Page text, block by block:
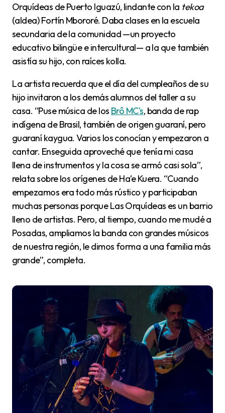
Orquídeas de Puerto Iguazú, lindante con la tekoa
(aldea) Fortín Mbororé. Daba clases en la escuela
secundaria de la comunidad —un proyecto
educativo bilingüe e intercultural— a la que también
asistía su hijo, con raíces kolla.
La artista recuerda que el día del cumpleaños de su
hijo invitaron a los demás alumnos del taller a su
casa. “Puse música de los Brô MC's, banda de rap
indígena de Brasil, también de origen guaraní, pero
guaraní kaygua. Varios los conocían y empezaron a
cantar. Enseguida aproveché que tenía mi casa
llena de instrumentos y la cosa se armó casi sola”,
relata sobre los orígenes de Ha’e Kuera. “Cuando
empezamos era todo más rústico y participaban
muchas personas porque Las Orquídeas es un barrio
lleno de artistas. Pero, al tiempo, cuando me mudé a
Posadas, ampliamos la banda con grandes músicos
de nuestra región, le dimos forma a una familia más
grande”, completa.